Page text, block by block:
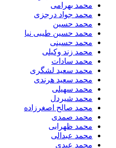
محمد بهرامی
محمد جواد درجزی
محمد حسین
محمد حسین طیبی نیا
محمد حسینی
محمد زند وکیلی
محمد سادات
محمد سعید لشگری
محمد سعید هرندی
محمد سهیلی
​محمد شیردل
محمد صالح اصغرزاده
محمد صمدی
محمد ظهرابی
محمد عبدالی
محمد عبدی